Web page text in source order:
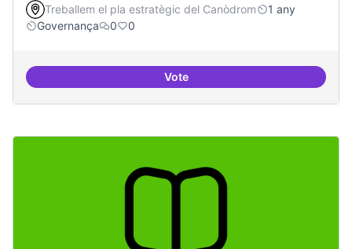
Treballem el pla estratègic del Canòdrom
1 any
Governança
0 0
VoteGrupos de trabajo para impulsar